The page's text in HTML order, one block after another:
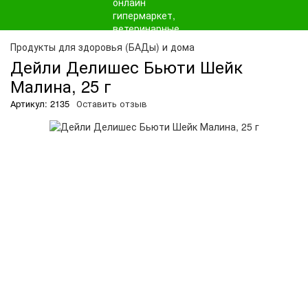
Продукты для здоровья (БАДы) и дома
Дейли Делишес Бьюти Шейк
Малина, 25 г
Артикул: 2135 Оставить отзыв